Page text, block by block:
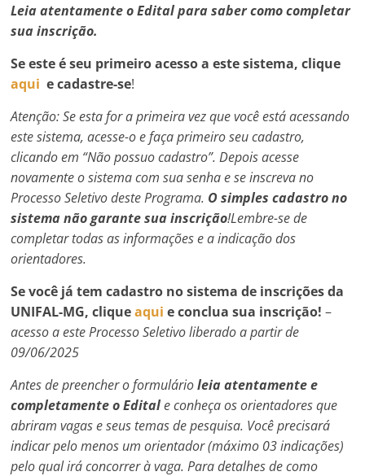
Leia atentamente o Edital para saber como completar
sua inscrição.
Se este é seu primeiro acesso a este sistema, clique
aqui e cadastre-se!
Atenção: Se esta for a primeira vez que você está acessando
este sistema, acesse-o e faça primeiro seu cadastro,
clicando em “Não possuo cadastro”. Depois acesse
novamente o sistema com sua senha e se inscreva no
Processo Seletivo deste Programa. O simples cadastro no
sistema não garante sua inscrição!Lembre-se de
completar todas as informações e a indicação dos
orientadores.
Se você já tem cadastro no sistema de inscrições da
UNIFAL-MG, cliqueaqui e conclua sua inscrição! –
acesso a este Processo Seletivo liberado a partir de
09/06/2025
Antes de preencher o formulárioleia atentamente e
completamente o Editaleconheça os orientadores que
abriram vagas e seus temas de pesquisa. Você precisará
indicar pelo menos um orientador (máximo 03 indicações)
pelo qual irá concorrer à vaga. Para detalhes de como